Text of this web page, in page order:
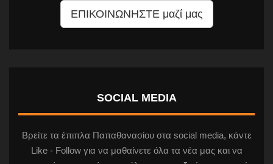
ΕΠΙΚΟΙΝΩΝΗΣΤΕ μαζί μας
SOCIAL MEDIA
Βρείτε τα έπιπλα Παπαθανασίου στα social media, κάντε
Like - Follow για να μαθαίνετε όλα τα νέα μας και να